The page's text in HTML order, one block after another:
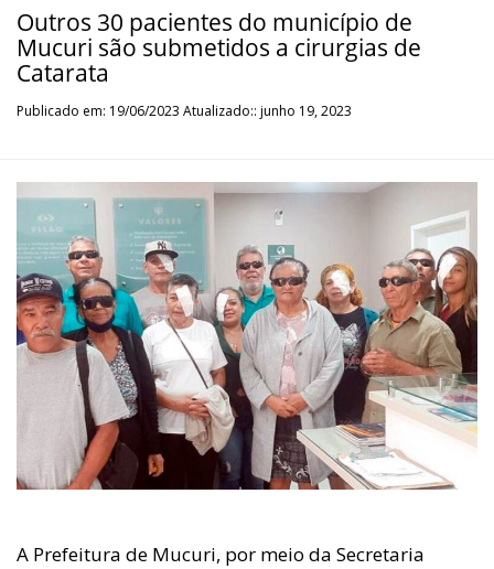
Outros 30 pacientes do município de
Mucuri são submetidos a cirurgias de
Catarata
Publicado em: 19/06/2023 Atualizado:: junho 19, 2023
A Prefeitura de Mucuri, por meio da Secretaria